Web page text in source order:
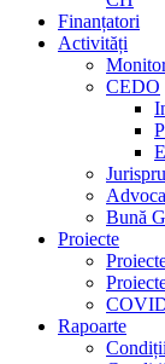
Finanțatori
Activități
CEDO
Bună
Proiecte
Rapoarte